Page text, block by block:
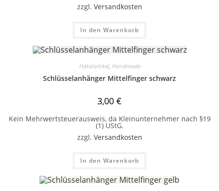
zzgl. Versandkosten
In den Warenkorb
Häkelartikel, Handmade
Schlüsselanhänger Mittelfinger schwarz
3,00 €
Kein Mehrwertsteuerausweis, da Kleinunternehmer nach §19
(1) UStG.
zzgl. Versandkosten
In den Warenkorb